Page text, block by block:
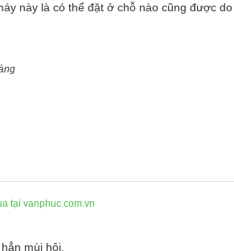
này là có thể đặt ở chỗ nào cũng được
tại vanphuc.com.vn
mùi hôi.